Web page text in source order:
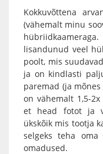
Kokkuvõttena
(vähemalt minu
hübriidkaameraga.
lisandunud veel
poolt, mis
ja on kindlasti
paremad (ja
on vähemalt 1,5-
et head fotot ja
ükskõik mis tootja
selgeks teha
omadused.